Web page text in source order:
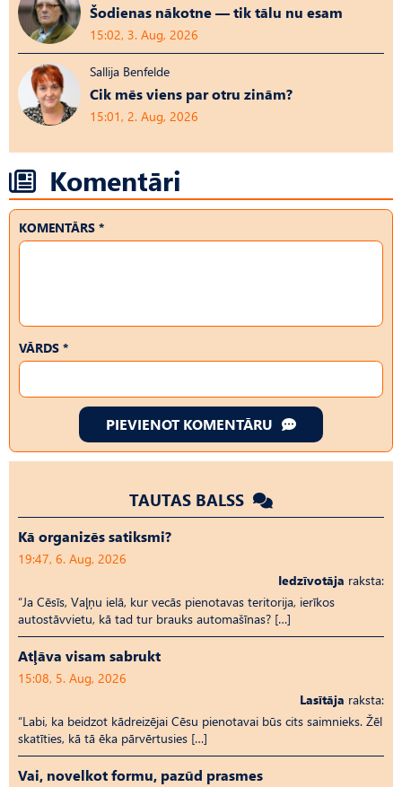
Šodienas nākotne — tik tālu nu esam
15:02, 3. Aug, 2026
Sallija Benfelde
Cik mēs viens par otru zinām?
15:01, 2. Aug, 2026
Komentāri
KOMENTĀRS *
VĀRDS *
PIEVIENOT KOMENTĀRU
TAUTAS BALSS
Kā organizēs satiksmi?
19:47, 6. Aug, 2026
Iedzīvotāja raksta:
“Ja Cēsīs, Vaļņu ielā, kur vecās pienotavas teritorija, ierīkos
autostāvvietu, kā tad tur brauks automašīnas? […]
Atļāva visam sabrukt
15:08, 5. Aug, 2026
Lasītāja raksta:
“Labi, ka beidzot kādreizējai Cēsu pienotavai būs cits saimnieks. Žēl
skatīties, kā tā ēka pārvērtusies […]
Vai, novelkot formu, pazūd prasmes